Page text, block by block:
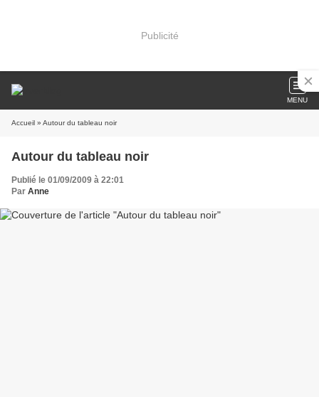
Publicité
MENU
Accueil » Autour du tableau noir
Autour du tableau noir
Publié le 01/09/2009 à 22:01
Par Anne